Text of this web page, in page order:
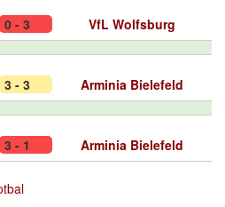
0 - 3 VfL Wolfsburg
3 - 3 Arminia Bielefeld
3 - 1 Arminia Bielefeld